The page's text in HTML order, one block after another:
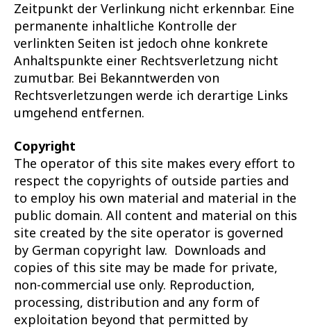
Zeitpunkt der Verlinkung nicht erkennbar. Eine
permanente inhaltliche Kontrolle der
verlinkten Seiten ist jedoch ohne konkrete
Anhaltspunkte einer Rechtsverletzung nicht
zumutbar. Bei Bekanntwerden von
Rechtsverletzungen werde ich derartige Links
umgehend entfernen.
Copyright
The operator of this site makes every effort to
respect the copyrights of outside parties and
to employ his own material and material in the
public domain. All content and material on this
site created by the site operator is governed
by German copyright law. Downloads and
copies of this site may be made for private,
non-commercial use only. Reproduction,
processing, distribution and any form of
exploitation beyond that permitted by